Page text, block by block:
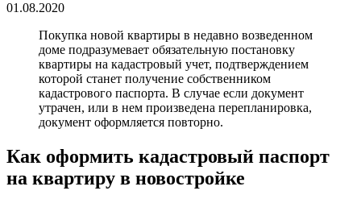
01.08.2020
Покупка новой квартиры в недавно возведенном
доме подразумевает обязательную постановку
квартиры на кадастровый учет, подтверждением
которой станет получение собственником
кадастрового паспорта. В случае если документ
утрачен, или в нем произведена перепланировка,
документ оформляется повторно.
Как оформить кадастровый паспорт
на квартиру в новостройке